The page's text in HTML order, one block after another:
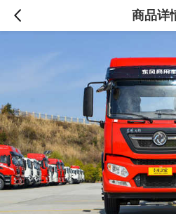
 商品详